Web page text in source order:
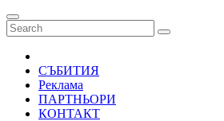
СЪБИТИЯ
Реклама
ПАРТНЬОРИ
КОНТАКТ